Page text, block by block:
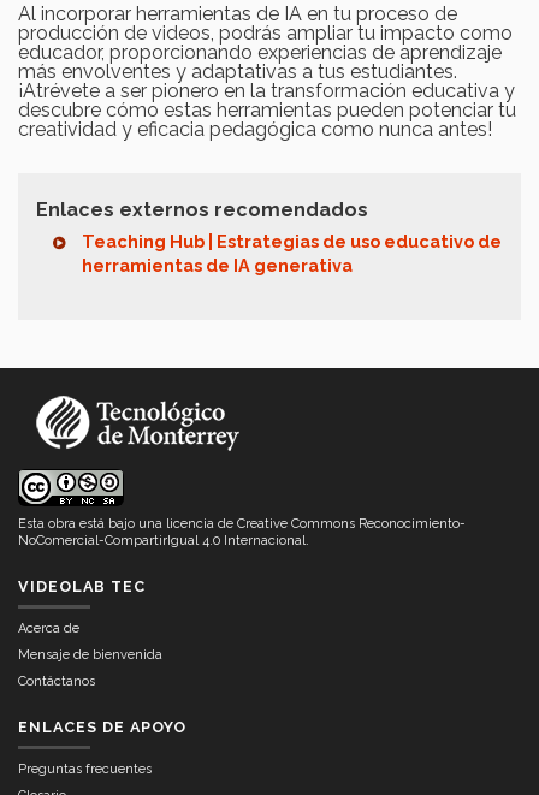
Al incorporar herramientas de IA en tu proceso de
producción de videos, podrás ampliar tu impacto como
educador, proporcionando experiencias de aprendizaje
más envolventes y adaptativas a tus estudiantes.
¡Atrévete a ser pionero en la transformación educativa y
descubre cómo estas herramientas pueden potenciar tu
creatividad y eficacia pedagógica como nunca antes!
Enlaces externos recomendados
Teaching Hub | Estrategias de uso educativo de
herramientas de IA generativa
Esta obra está bajo una licencia de Creative Commons Reconocimiento-
NoComercial-CompartirIgual 4.0 Internacional.
VIDEOLAB TEC
Acerca de
Mensaje de bienvenida
Contáctanos
ENLACES DE APOYO
Preguntas frecuentes